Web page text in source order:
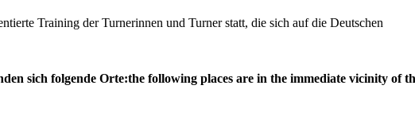
Training der Turnerinnen und Turner statt, die sich auf die Deutschen
sich folgende Orte:the following places are in the immediate vicinity of